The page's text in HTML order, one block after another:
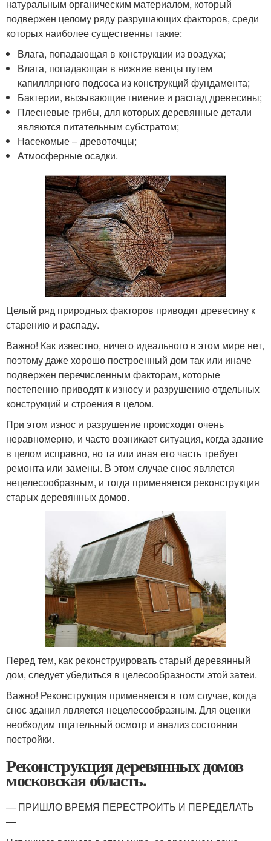
натуральным органическим материалом, который
подвержен целому ряду разрушающих факторов, среди
которых наиболее существенны такие:
Влага, попадающая в конструкции из воздуха;
Влага, попадающая в нижние венцы путем
капиллярного подсоса из конструкций фундамента;
Бактерии, вызывающие гниение и распад древесины;
Плесневые грибы, для которых деревянные детали
являются питательным субстратом;
Насекомые – древоточцы;
Атмосферные осадки.
Целый ряд природных факторов приводит древесину к
старению и распаду.
Важно! Как известно, ничего идеального в этом мире нет,
поэтому даже хорошо построенный дом так или иначе
подвержен перечисленным факторам, которые
постепенно приводят к износу и разрушению отдельных
конструкций и строения в целом.
При этом износ и разрушение происходит очень
неравномерно, и часто возникает ситуация, когда здание
в целом исправно, но та или иная его часть требует
ремонта или замены. В этом случае снос является
нецелесообразным, и тогда применяется реконструкция
старых деревянных домов.
Перед тем, как реконструировать старый деревянный
дом, следует убедиться в целесообразности этой затеи.
Важно! Реконструкция применяется в том случае, когда
снос здания является нецелесообразным. Для оценки
необходим тщательный осмотр и анализ состояния
постройки.
Реконструкция деревянных домов
московская область.
— ПРИШЛО ВРЕМЯ ПЕРЕСТРОИТЬ И ПЕРЕДЕЛАТЬ
—